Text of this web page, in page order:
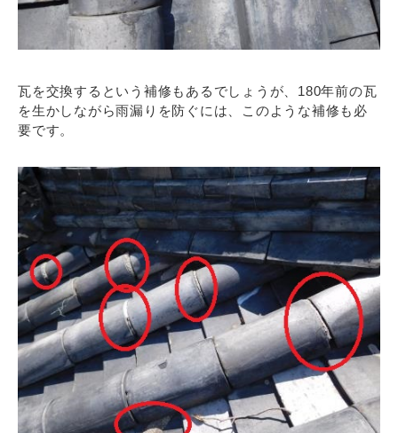
瓦を交換するという補修もあるでしょうが、180年前の瓦
を生かしながら雨漏りを防ぐには、このような補修も必
要です。